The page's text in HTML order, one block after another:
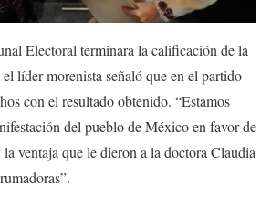
Electoral terminara la calificación de la
líder morenista señaló que en el partido
con el resultado obtenido. “Estamos
del pueblo de México en favor de
ventaja que le dieron a la doctora Claudia